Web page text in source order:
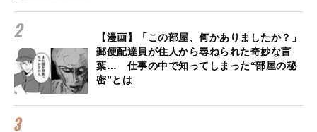
【漫画】「この部屋、何かありましたか？」
郵便配達員が住人から尋ねられた奇妙な言
葉… 仕事の中で知ってしまった“部屋の秘
密”とは